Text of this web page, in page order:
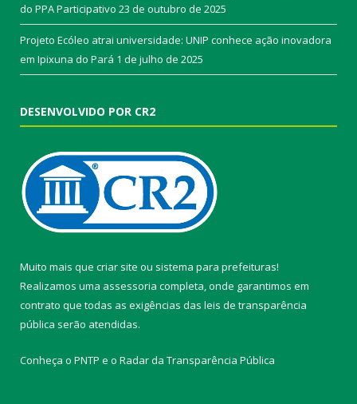
do PPA Participativo 23 de outubro de 2025
Projeto Ecóleo atrai universidade: UNIP conhece ação inovadora
em Ipixuna do Pará 1 de julho de 2025
DESENVOLVIDO POR CR2
Muito mais que criar site ou sistema para prefeituras!
Realizamos uma assessoria completa, onde garantimos em
contrato que todas as exigências das leis de transparência
pública serão atendidas.
Conheça o PNTP e o Radar da Transparência Pública